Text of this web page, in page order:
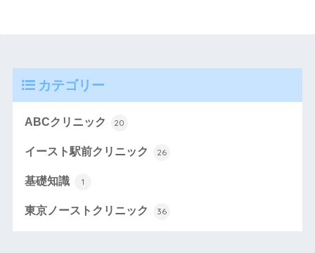
カテゴリー
ABCクリニック 20
イースト駅前クリニック 26
基礎知識 1
東京ノーストクリニック 36